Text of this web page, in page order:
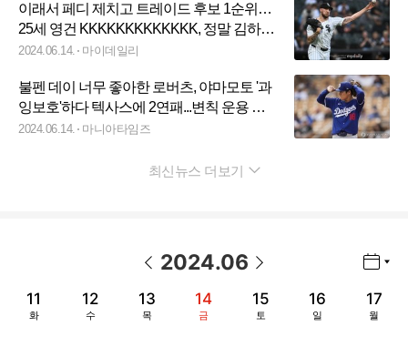
이래서 페디 제치고 트레이드 후보 1순위…
25세 영건 KKKKKKKKKKKKK, 정말 김하성
만날까
2024.06.14. 마이데일리
불펜 데이 너무 좋아한 로버츠, 야마모토 '과
잉보호'하다 텍사스에 2연패...변칙 운용 언
제까지?
2024.06.14. 마니아타임즈
최신뉴스 더보기
2024.06
11
화
12
수
13
목
14
금
15
토
16
일
17
월